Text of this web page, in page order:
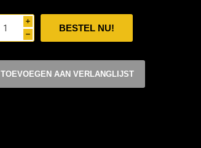
i
h
TOEVOEGEN AAN VERLANGLIJST